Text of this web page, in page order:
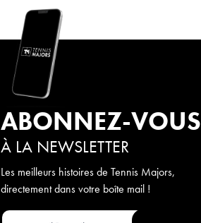
ABONNEZ-VOUS
À LA NEWSLETTER
Les meilleurs histoires de Tennis Majors,
directement dans votre boîte mail !